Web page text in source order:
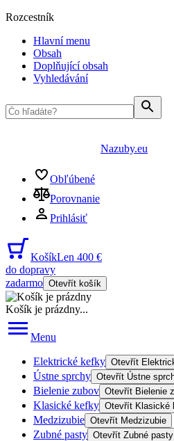
Rozcestník
Hlavní menu
Obsah
Doplňující obsah
Vyhledávání
Nazuby.eu
Obľúbené
Porovnanie
Prihlásiť
KošíkLen 400 €
do dopravy
zadarmo Otevřít košík
Košík je prázdny...
Menu
Elektrické kefky Otevřít
Ústne sprchy Otevřít Ústne
Bielenie zubov Otevřít Bielenie
Klasické kefky Otevřít Klasické
Medzizubie Otevřít Medzizubie
Zubné pasty Otevřít Zubné pasty